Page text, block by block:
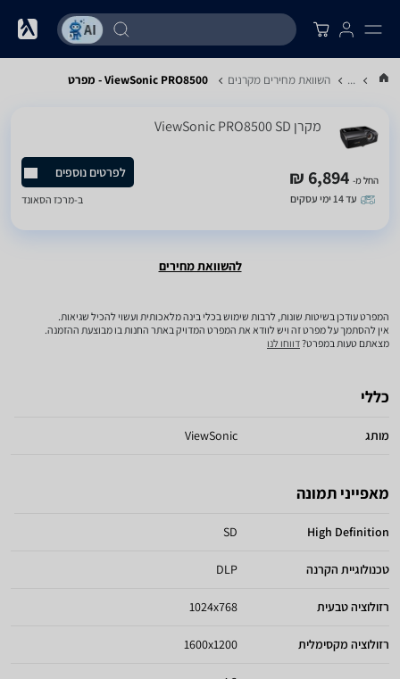
... השוואת מחירים מקרנים ViewSonic PRO8500 - מפרט
מקרן ViewSonic PRO8500 SD
החל מ- 6,894 ₪
עד 14 ימי עסקים
לפרטים נוספים
ב-מרכז הסאונד
להשוואת מחירים
המפרט עודכן בשיטות שונות, לרבות שימוש בכלי בינה מלאכותית ועשוי להכיל שגיאות.
אין להסתמך על מפרט זה ויש לוודא את המפרט המדויק באתר החנות בו מבוצעת ההזמנה.
מצאתם טעות במפרט?דווחו לנו
כללי
מותג ViewSonic
מאפייני תמונה
High Definition
SD
טכנולוגיית הקרנה DLP
רזולוציה טבעית 1024x768
רזולוציה מקסימלית 1600x1200